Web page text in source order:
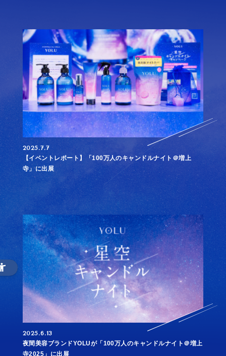
2025.7.7
【イベントレポート】「100万⼈のキャンドルナイト＠増上
寺」に出展
2025.6.13
夜間美容ブランドYOLUが「100万人のキャンドルナイト＠増上
寺2025」に出展